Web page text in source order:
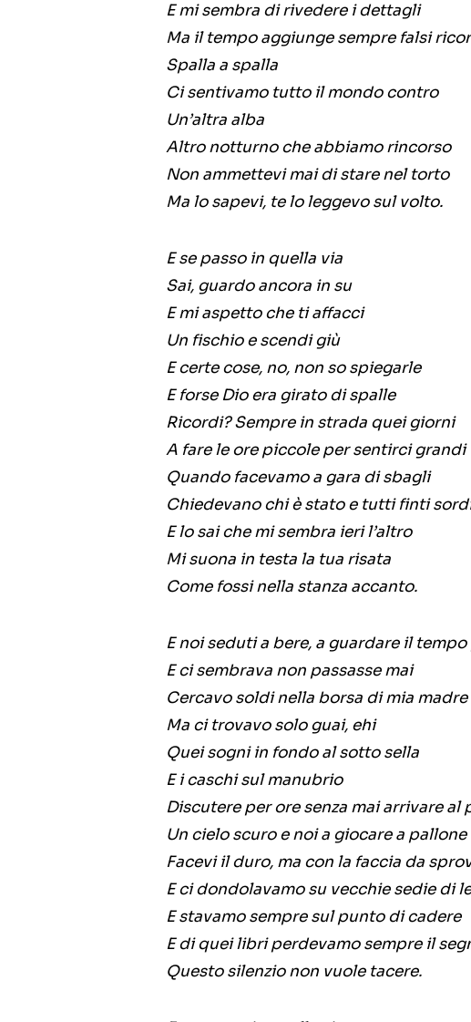
E mi sembra di rivedere i dettagli
Ma il tempo aggiunge sempre falsi
Spalla a spalla
Ci sentivamo tutto il mondo contro
Un’altra alba
Altro notturno che abbiamo rincorso
Non ammettevi mai di stare nel torto
Ma lo sapevi, te lo leggevo sul volto.
E se passo in quella via
Sai, guardo ancora in su
E mi aspetto che ti affacci
Un fischio e scendi giù
E certe cose, no, non so spiegarle
E forse Dio era girato di spalle
Ricordi? Sempre in strada quei giorni
A fare le ore piccole per sentirci grandi
Quando facevamo a gara di sbagli
Chiedevano chi è stato e tutti finti
E lo sai che mi sembra ieri l’altro
Mi suona in testa la tua risata
Come fossi nella stanza accanto.
E noi seduti a bere, a guardare il tempo
E ci sembrava non passasse mai
Cercavo soldi nella borsa di mia madre
Ma ci trovavo solo guai, ehi
Quei sogni in fondo al sotto sella
E i caschi sul manubrio
Discutere per ore senza mai arrivare al
Un cielo scuro e noi a giocare a
Facevi il duro, ma con la faccia da
E ci dondolavamo su vecchie sedie di
E stavamo sempre sul punto di cadere
E di quei libri perdevamo sempre il
Questo silenzio non vuole tacere.